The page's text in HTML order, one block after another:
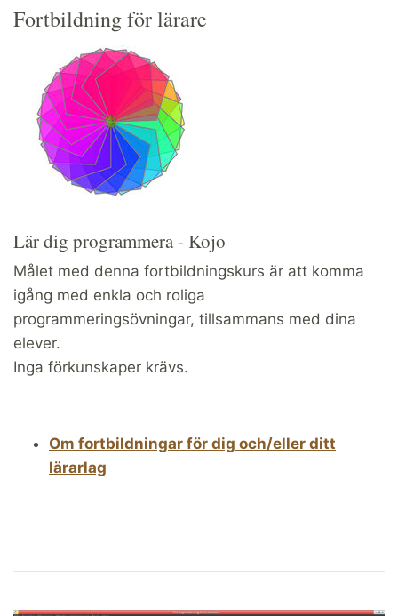
Fortbildning för lärare
Lär dig programmera - Kojo
Målet med denna fortbildningskurs är att komma
igång med enkla och roliga
programmeringsövningar, tillsammans med dina
elever.
Inga förkunskaper krävs.
Om fortbildningar för dig och/eller ditt
lärarlag